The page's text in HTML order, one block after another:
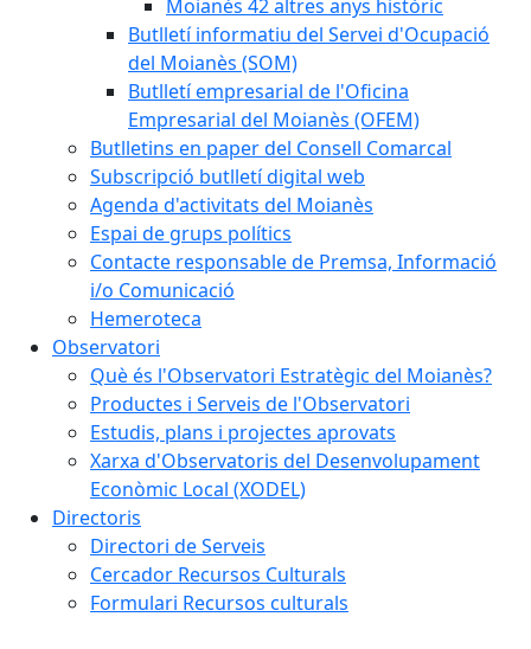
Moianès 42 altres anys històric
Butlletí informatiu del Servei d'Ocupació
del Moianès (SOM)
Butlletí empresarial de l'Oficina
Empresarial del Moianès (OFEM)
Butlletins en paper del Consell Comarcal
Subscripció butlletí digital web
Agenda d'activitats del Moianès
Espai de grups polítics
Contacte responsable de Premsa, Informació
i/o Comunicació
Hemeroteca
Observatori
Què és l'Observatori Estratègic del Moianès?
Productes i Serveis de l'Observatori
Estudis, plans i projectes aprovats
Xarxa d'Observatoris del Desenvolupament
Econòmic Local (XODEL)
Directoris
Directori de Serveis
Cercador Recursos Culturals
Formulari Recursos culturals